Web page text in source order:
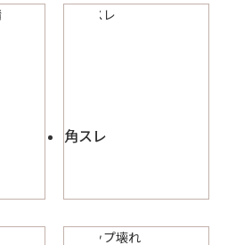
角スレ